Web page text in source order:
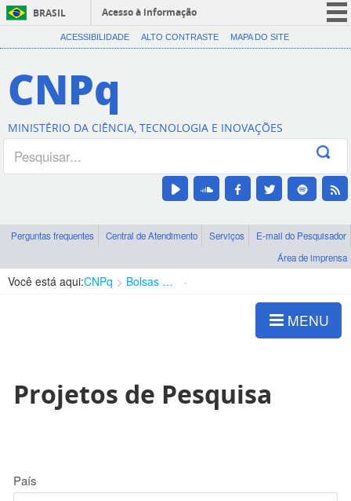
BRASIL
Acesso à informação
CORONAVÍRUS (COVID-19)
Canais
ACESSIBILIDADE ALTO CONTRASTE MAPA DO SITE
CNPq
MINISTÉRIO DA CIÊNCIA, TECNOLOGIA E INOVAÇÕES
Perguntas frequentes Central de Atendimento Serviços
E-mail do Pesquisador
Área de imprensa
Você está aqui:CNPq Bolsas e Auxílios Vigentes
MENU
Projetos de Pesquisa
País